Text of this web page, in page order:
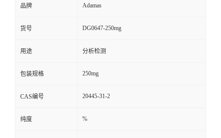
品牌 Adamas
货号 DG0647-250mg
用途 分析检测
包装规格 250mg
CAS编号 20445-31-2
纯度 %